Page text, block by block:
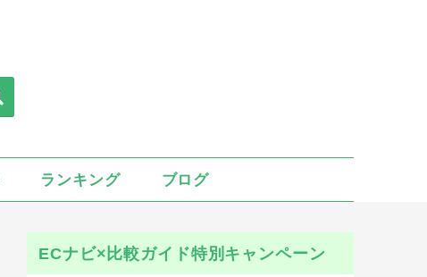
ランキング ブログ
ECナビ×比較ガイド特別キャンペーン